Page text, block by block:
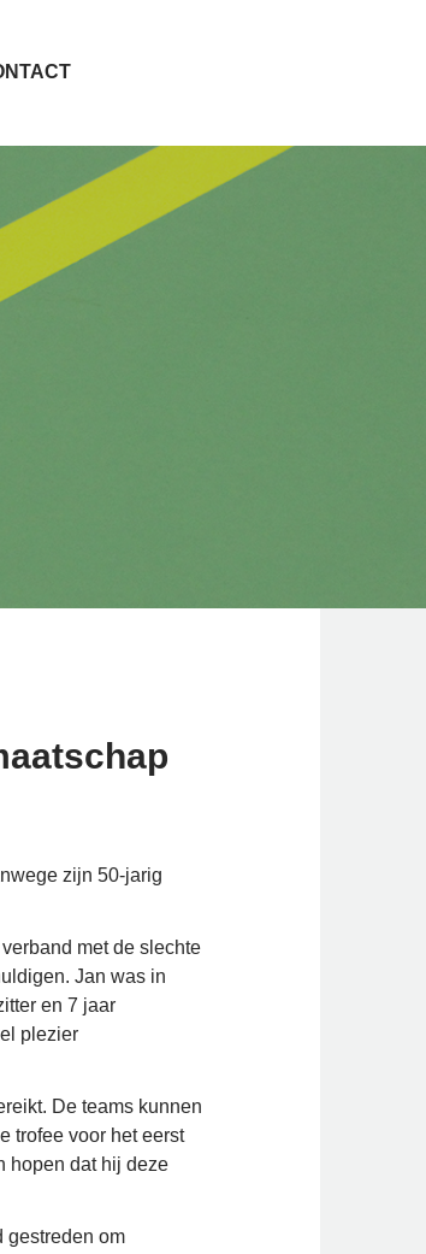
zijn 50-jarig
met de slechte
Jan was in
en 7 jaar
plezier
De teams kunnen
trofee voor het eerst
hopen dat hij deze
gestreden om